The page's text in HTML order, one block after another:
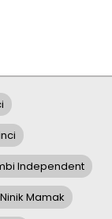
Independent
Mamak